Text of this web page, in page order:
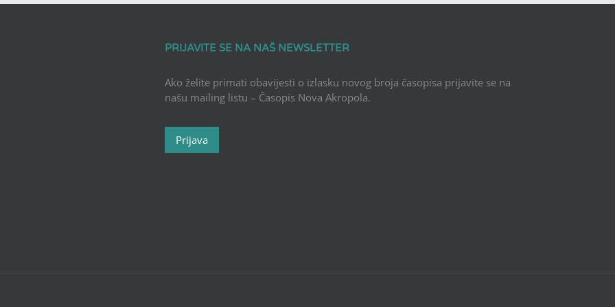
PRIJAVITE SE NA NAŠ NEWSLETTER
Ako želite primati obavijesti o izlasku novog broja časopisa prijavite se na
našu mailing listu – Časopis Nova Akropola.
Prijava